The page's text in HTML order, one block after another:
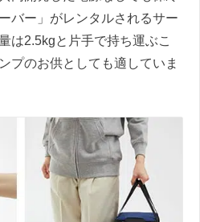
バー」がレンタルされるサー
は2.5kgと片手で持ち運ぶこ
プのお供としても適していま